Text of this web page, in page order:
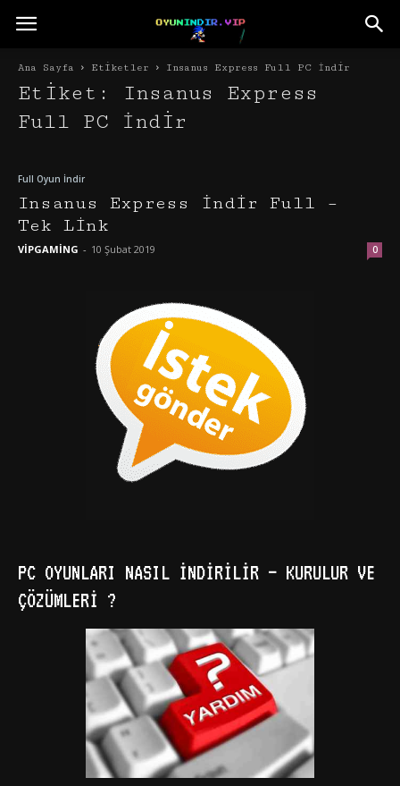
Ana Sayfa Etiketler Insanus Express Full PC İndir
Etiket: Insanus Express
Full PC İndir
Full Oyun İndir
Insanus Express İndir Full –
Tek Link
VİPGAMİNG - 10 Şubat 2019 0
PC OYUNLARI NASIL İNDIRILIR – KURULUR VE
ÇÖZÜMLERI ?